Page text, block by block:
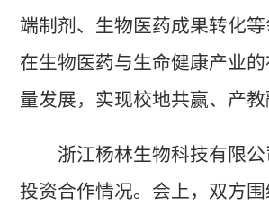
端制剂、生物医药成果转化
在生物医药与生命健康产业
量发展，实现校地共赢、产教
浙江杨林生物科技有限
投资合作情况。会上，双方